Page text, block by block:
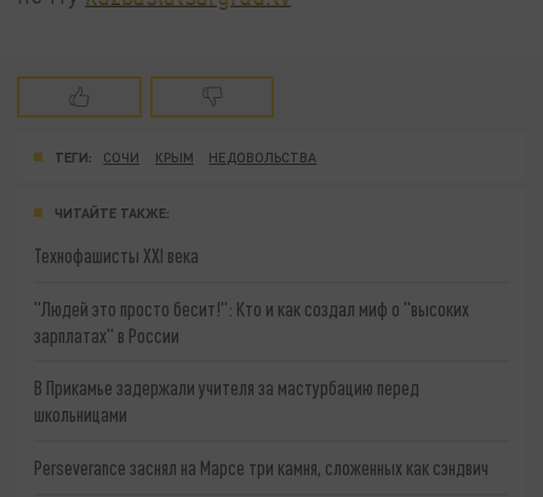
ТЕГИ: СОЧИ КРЫМ НЕДОВОЛЬСТВА
ЧИТАЙТЕ ТАКЖЕ:
Технофашисты XXI века
"Людей это просто бесит!": Кто и как создал миф о "высоких
зарплатах" в России
В Прикамье задержали учителя за мастурбацию перед
школьницами
Perseverance заснял на Марсе три камня, сложенных как сэндвич